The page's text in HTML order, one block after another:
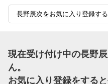
長野辰次をお気に入り登録する
現在受け付け中の長野
ん。
お気に入り登録をする